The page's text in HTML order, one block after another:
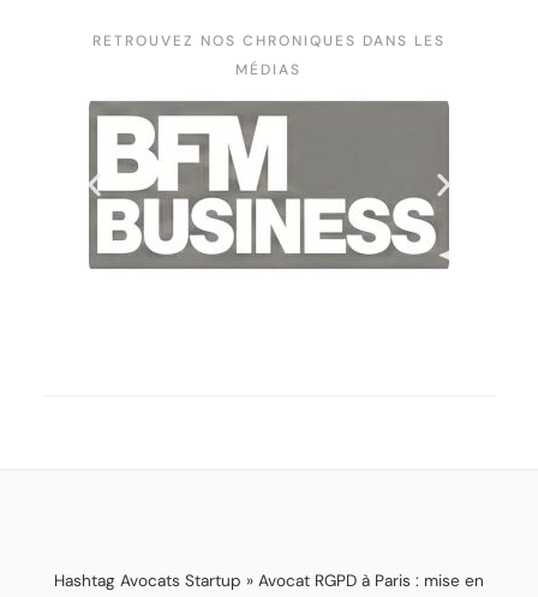
RETROUVEZ NOS CHRONIQUES DANS LES
MÉDIAS
Hashtag Avocats Startup » Avocat RGPD à Paris : mise en